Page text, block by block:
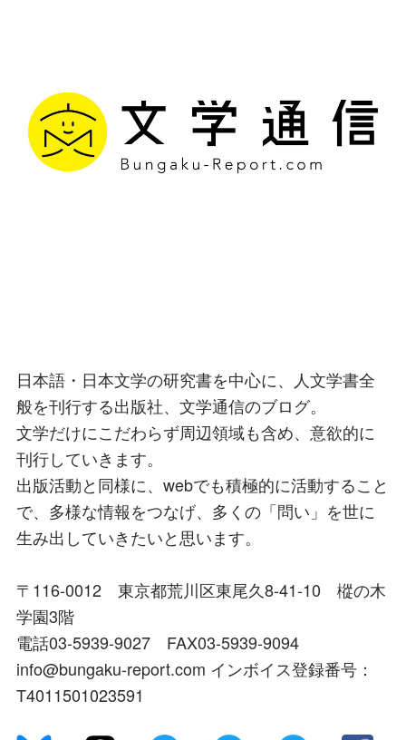
日本語・日本文学の研究書を中心に、人文学書全
般を刊行する出版社、文学通信のブログ。
文学だけにこだわらず周辺領域も含め、意欲的に
刊行していきます。
出版活動と同様に、webでも積極的に活動すること
で、多様な情報をつなげ、多くの「問い」を世に
生み出していきたいと思います。
〒116-0012 東京都荒川区東尾久8-41-10 樅の木
学園3階
電話03-5939-9027 FAX03-5939-9094
info@bungaku-report.com インボイス登録番号：
T4011501023591